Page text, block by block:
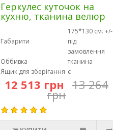
Геркулес куточок на
кухню, тканина велюр
Габарити
175*130 см. +/-
під
замовлення
Оббивка
тканина
Ящик для зберігання є
12 513 грн 13 264
грн